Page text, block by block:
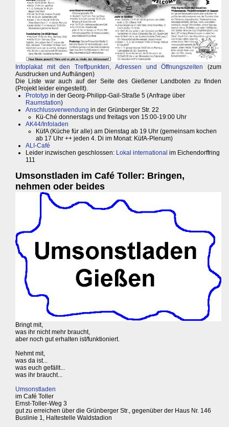
Infoplakat mit den Treffpunkten, Adressen und Öffnungszeiten
(zum
Ausdrucken und Aufhängen)
Die Liste war auch auf der Seite des Gießener Landboten zu finden
(Projekt leider eingestellt).
Prototyp in der Georg-Philipp-Gail-Straße 5 (Anfrage über
Raumstation)
Anschlussverwendung in der Grünberger Str. 22
Kü-Ché donnerstags und freitags von 15:00-19:00 Uhr
AK44/Infoladen
KüfA (Küche für alle) am Dienstag ab 19 Uhr (gemeinsam kochen
ab 17 Uhr ++ jeden 4. Di im Monat: KüfA-Plenum)
ALI-Café
Leider inzwischen geschlossen: Lokal international im Eichendorffring
111
Umsonstladen im Café Toller: Bringen,
nehmen oder beides
Bringt mit,
was ihr nicht mehr braucht,
aber noch gut erhalten ist/funktioniert.
Nehmt mit,
was da ist...
was euch gefällt...
was ihr braucht...
Umsonstladen
im Café Toller
Ernst-Toller-Weg 3
gut zu erreichen über die Grünberger Str., gegenüber der Haus Nr. 146
Buslinie 1, Haltestelle Waldstadion